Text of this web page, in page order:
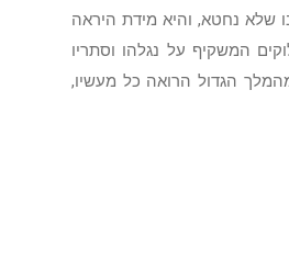
שלא נחטא, והיא מידת היראה
המשקיף על נגלהו וסתריו
מהמלך הגדול הרואה כל מעשיו,